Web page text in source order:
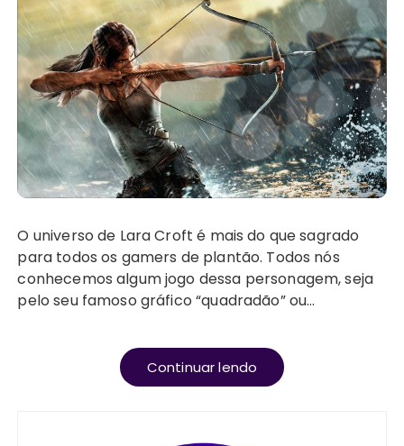
O universo de Lara Croft é mais do que sagrado
para todos os gamers de plantão. Todos nós
conhecemos algum jogo dessa personagem, seja
pelo seu famoso gráfico “quadradão” ou…
Continuar lendo